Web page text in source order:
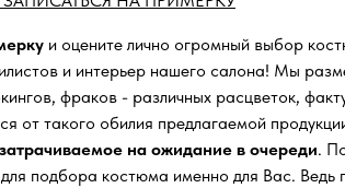
и оцените лично огромный выбор
и интерьер нашего салона! Мы
фраков - различных расцветок,
от такого обилия предлагаемой
на ожидание в очереди.
подбора костюма именно для Вас. Ведь